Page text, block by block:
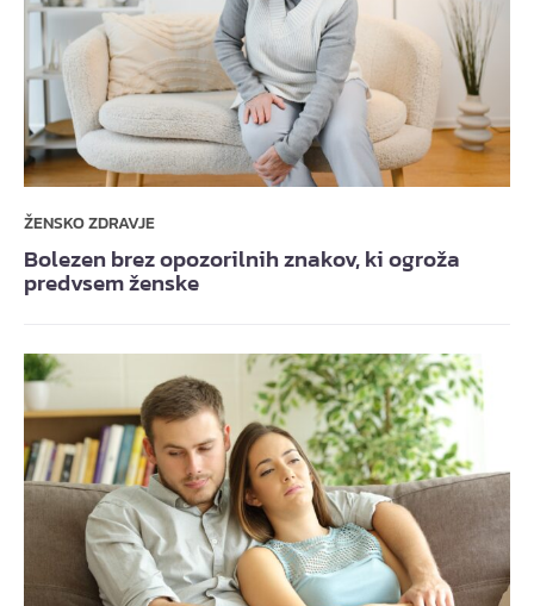
ŽENSKO ZDRAVJE
Bolezen brez opozorilnih znakov, ki ogroža
predvsem ženske